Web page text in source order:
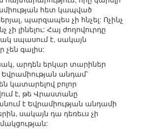
հետ կապված
պարզապես չի հնչել: Ոչինչ
չի լինելու: Հայ ժողովուրդը
սպասում է, սակայն
չեն գալիս:
արդեն երկար տարիներ
անդամ՝
կատարելով բոլոր
է, թե Վրաստանը
է Եվրամիության անդամի
սակայն դա դեռեւս չի